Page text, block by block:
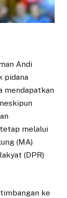
Andi
pidana
mendapatkan
melalui
(MA)
(DPR)
ke